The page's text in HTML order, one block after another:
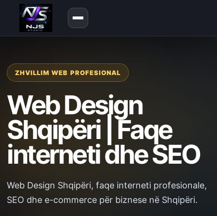
ZHVILLIM WEB PROFESIONAL
Web Design
Shqipëri | Faqe
interneti dhe SEO
Web Design Shqipëri, faqe interneti profesionale,
SEO dhe e-commerce për biznese në Shqipëri.